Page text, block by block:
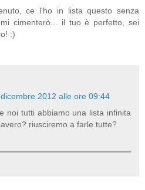
ce l'ho in lista questo senza
cimenterò... il tuo è perfetto, sei
:)
2012 alle ore 09:44
noi tutti abbiamo una lista infinita
riusciremo a farle tutte?